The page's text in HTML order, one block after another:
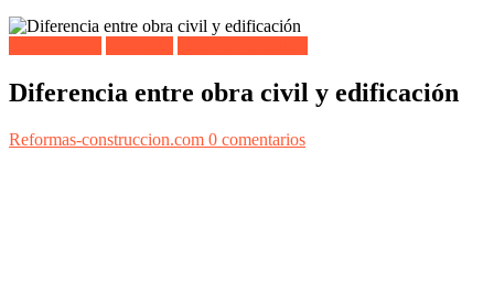
Diferencia entre obra civil y edificación
Reformas-construccion.com 0 comentarios